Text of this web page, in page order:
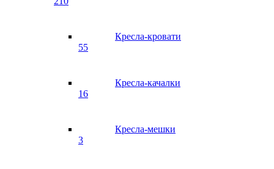
Кресла-кровати
55
Кресла-качалки
16
Кресла-мешки
3